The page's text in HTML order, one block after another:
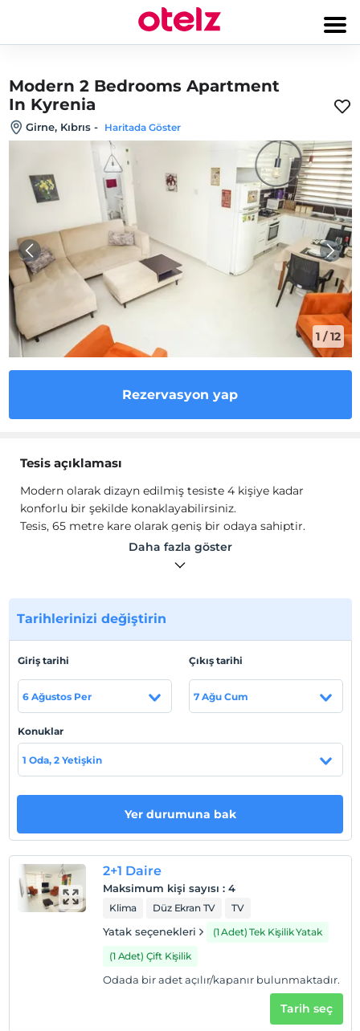
Modern 2 Bedrooms Apartment
In Kyrenia
Girne, Kıbrıs - Haritada Göster
1 /12
Rezervasyon yap
Tesis açıklaması
Modern olarak dizayn edilmiş tesiste 4 kişiye kadar
konforlu bir şekilde konaklayabilirsiniz.
Tesis, 65 metre kare olarak geniş bir odaya sahiptir.
Tesis lokasyon bilgileri
Haritada Göster
Otel koşulları
Check/in
En erken saat 15:00 ve sonrası
Check/out
Evcil hayvan kabul edilmemektedir.
Sigara
Odalarda sigara içilmez
Giriş saatleri
Tesisin ücretsiz çocuk politkası yoktur
Daha fazla göster
Tarihlerinizi değiştirin
Giriş tarihi
6 Ağustos Per
Çıkış tarihi
7 Ağu Cum
Konuklar
1 Oda, 2 Yetişkin
Yer durumuna bak
2+1 Daire
Maksimum kişi sayısı : 4
Klima Düz Ekran TV TV
Yatak seçenekleri
(1 Adet) Tek Kişilik Yatak
(1 Adet) Çift Kişilik
Odada bir adet açılır/kapanır bulunmaktadır.
Tarih seç